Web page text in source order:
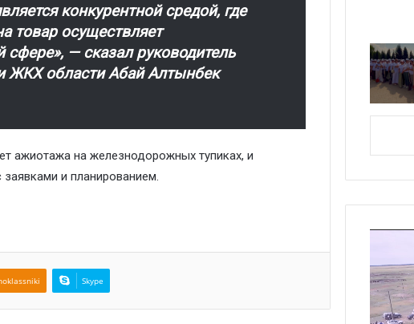
конкурентной средой, где
товар осуществляет
— сказал руководитель
ЖКХ области Абай Алтынбек
ажиотажа на железнодорожных тупиках, и
заявками и планированием.
Skype